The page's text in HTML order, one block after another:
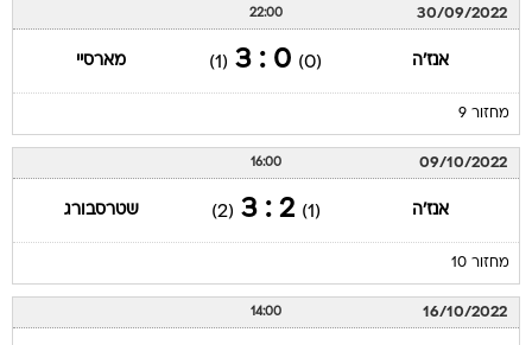
30/09/2022
22:00
אנז'ה (0)
0 : 3
(1) מארסיי
מחזור 9
09/10/2022
16:00
אנז'ה (1)
2 : 3
(2) שטרסבורג
מחזור 10
16/10/2022
14:00